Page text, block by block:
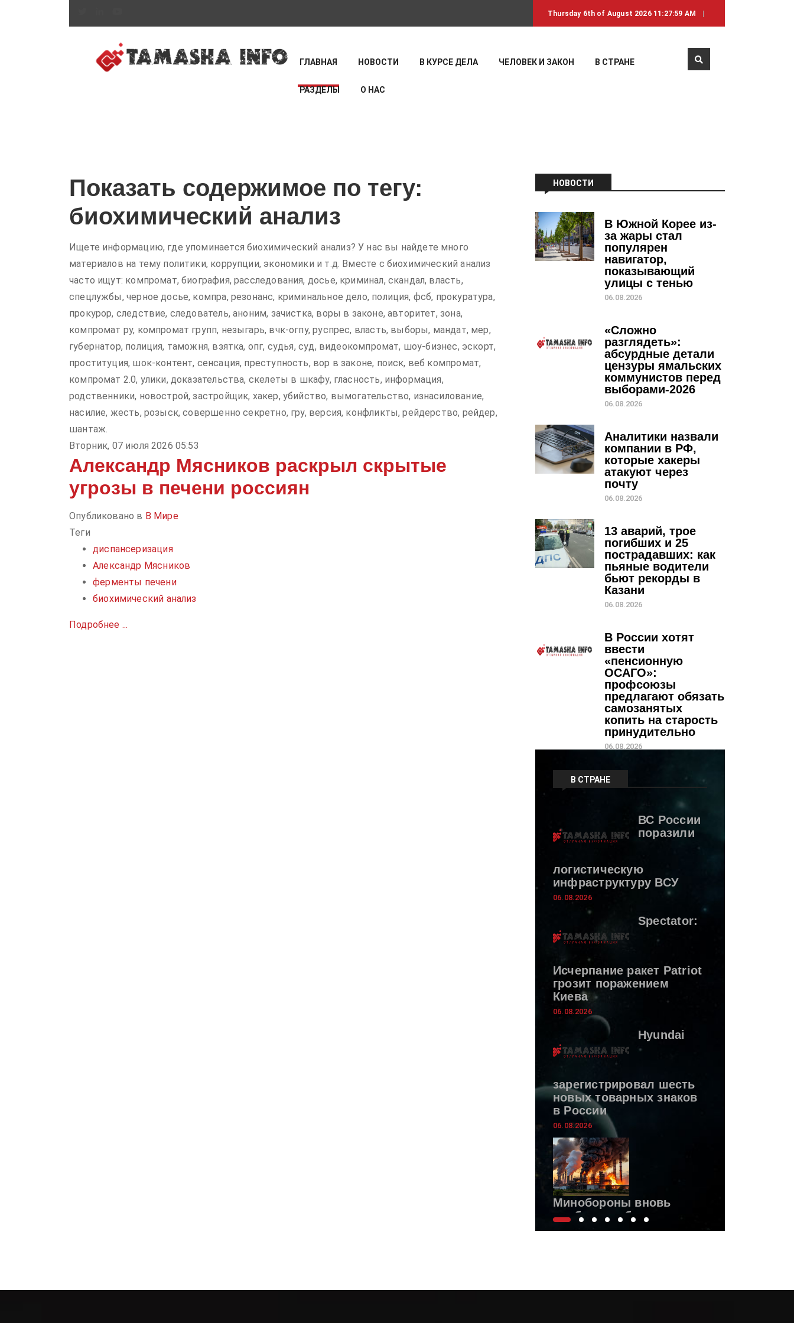
Thursday 6th of August 2026 11:27:59 AM
ГЛАВНАЯ НОВОСТИ В КУРСЕ ДЕЛА ЧЕЛОВЕК И ЗАКОН В СТРАНЕ
РАЗДЕЛЫ О НАС
Показать содержимое по тегу:
биохимический анализ
Ищете информацию, где упоминается биохимический анализ? У нас вы найдете много
материалов на тему политики, коррупции, экономики и т.д. Вместе с биохимический анализ
часто ищут: компромат, биография, расследования, досье, криминал, скандал, власть,
спецлужбы, черное досье, компра, резонанс, криминальное дело, полиция, фсб, прокуратура,
прокурор, следствие, следователь, аноним, зачистка, воры в законе, авторитет, зона,
компромат ру, компромат групп, незыгарь, вчк-огпу, руспрес, власть, выборы, мандат, мер,
губернатор, полиция, таможня, взятка, опг, судья, суд, видеокомпромат, шоу-бизнес, эскорт,
проституция, шок-контент, сенсация, преступность, вор в законе, поиск, веб компромат,
компромат 2.0, улики, доказательства, скелеты в шкафу, гласность, информация,
родственники, новострой, застройщик, хакер, убийство, вымогательство, изнасилование,
насилие, жесть, розыск, совершенно секретно, гру, версия, конфликты, рейдерство, рейдер,
шантаж.
Вторник, 07 июля 2026 05:53
Александр Мясников раскрыл скрытые
угрозы в печени россиян
Опубликовано в В Мире
Теги
диспансеризация
Александр Мясников
ферменты печени
биохимический анализ
Подробнее ...
НОВОСТИ
В Южной Корее из-
за жары стал
популярен
навигатор,
показывающий
улицы с тенью
06.08.2026
«Сложно
разглядеть»:
абсурдные детали
цензуры ямальских
коммунистов перед
выборами-2026
06.08.2026
Аналитики назвали
компании в РФ,
которые хакеры
атакуют через
почту
06.08.2026
13 аварий, трое
погибших и 25
пострадавших: как
пьяные водители
бьют рекорды в
Казани
06.08.2026
В России хотят
ввести
«пенсионную
ОСАГО»:
профсоюзы
предлагают обязать
самозанятых
копить на старость
принудительно
06.08.2026
В СТРАНЕ
ВС России
поразили
логистическую
инфраструктуру ВСУ
06.08.2026
Spectator:
Исчерпание ракет Patriot
грозит поражением
Киева
06.08.2026
Hyundai
зарегистрировал шесть
новых товарных знаков
в России
06.08.2026
Минобороны вновь
сообщило об ударах по
украинской логистике
создали